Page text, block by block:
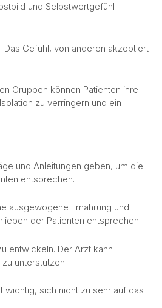
und Selbstwertgefühl
Gefühl, von anderen akzeptiert
Gruppen können Patienten ihre
zu verringern und ein
und Anleitungen geben, um die
entsprechen.
ausgewogene Ernährung und
der Patienten entsprechen.
entwickeln. Der Arzt kann
unterstützen.
wichtig, sich nicht zu sehr auf das